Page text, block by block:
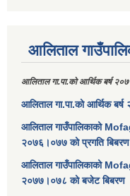
आलिताल
आलिताल गा.पा.को आर्थिक बर्ष
आलिताल गा.पा.को आर्थिक
आलिताल गाउँपालिकाको
२०७६।०७७ को प्रगति बिबरण
आलिताल गाउँपालिकाको
२०७७।०७८ को बजेट बिबरण